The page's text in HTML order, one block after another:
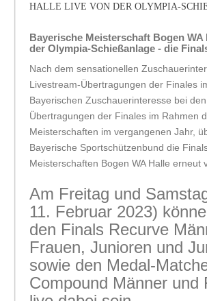
HALLE LIVE VON DER OLYMPIA-
Bayerische Meisterschaft Bogen WA
der Olympia-Schießanlage - die
Nach dem sensationellen
Livestream-Übertragungen der Finales
Bayerischen Zuschauerinteresse bei
Übertragungen der Finales im Rahmen
Meisterschaften im vergangenen Jahr,
Bayerische Sportschützenbund die
Meisterschaften Bogen WA Halle erneut
Am Freitag und
11. Februar 2023)
den Finals Recurve
Frauen, Junioren und
sowie den Medal-
Compound Männer und